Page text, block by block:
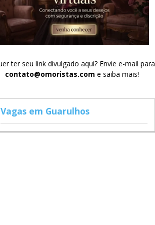
ter seu link divulgado aqui? Envie e-mail para
contato@omoristas.com e saiba mais!
Vagas em Guarulhos